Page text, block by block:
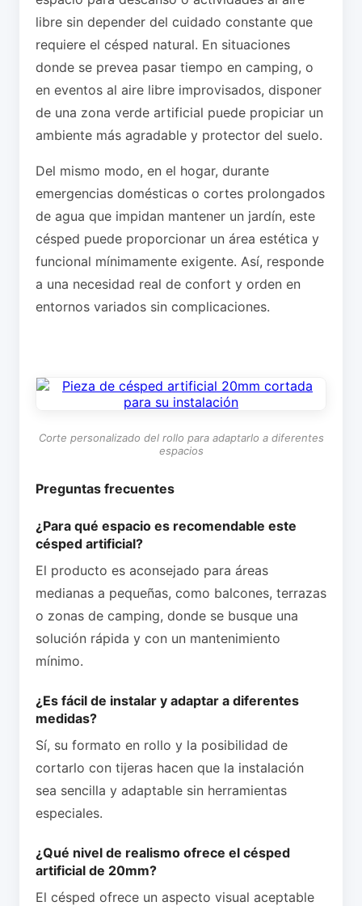
libre sin depender del cuidado constante que
requiere el césped natural. En situaciones
donde se prevea pasar tiempo en camping, o
en eventos al aire libre improvisados, disponer
de una zona verde artificial puede propiciar un
ambiente más agradable y protector del suelo.
Del mismo modo, en el hogar, durante
emergencias domésticas o cortes prolongados
de agua que impidan mantener un jardín, este
césped puede proporcionar un área estética y
funcional mínimamente exigente. Así, responde
a una necesidad real de confort y orden en
entornos variados sin complicaciones.
Corte personalizado del rollo para adaptarlo a diferentes
espacios
Preguntas frecuentes
¿Para qué espacio es recomendable este
césped artificial?
El producto es aconsejado para áreas
medianas a pequeñas, como balcones, terrazas
o zonas de camping, donde se busque una
solución rápida y con un mantenimiento
mínimo.
¿Es fácil de instalar y adaptar a diferentes
medidas?
Sí, su formato en rollo y la posibilidad de
cortarlo con tijeras hacen que la instalación
sea sencilla y adaptable sin herramientas
especiales.
¿Qué nivel de realismo ofrece el césped
artificial de 20mm?
El césped ofrece un aspecto visual aceptable